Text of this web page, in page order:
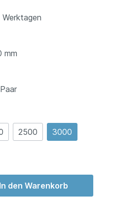
mm
2500 3000
In den Warenkorb